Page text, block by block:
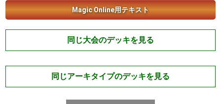
Magic Online用テキスト
同じ大会のデッキを見る
同じアーキタイプのデッキを見る